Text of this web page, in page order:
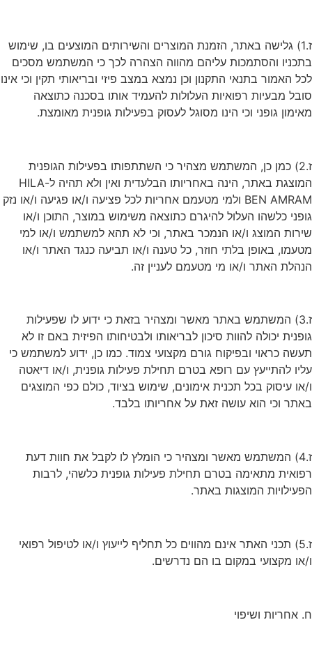
ז.1) גלישה באתר, הזמנת המוצרים והשירותים המוצעים בו, שימוש
בתכניו והסתמכות עליהם מהווה הצהרה לכך כי המשתמש מסכים
לכל האמור בתנאי התקנון וכן נמצא במצב פיזי ובריאותי תקין וכי אינו
סובל מבעיות רפואיות העלולות להעמיד אותו בסכנה כתוצאה
מאימון גופני וכי הינו מסוגל לעסוק בפעילות גופנית מאומצת.
ז.2) כמן כן, המשתמש מצהיר כי השתתפותו בפעילות הגופנית
המוצגת באתר, הינה באחריותו הבלעדית ואין ולא תהיה ל-HILA
BEN AMRAM ולמי מטעמם אחריות לכל פציעה ו/או פגיעה ו/או נזק
גופני כלשהו העלול להיגרם כתוצאה משימוש במוצר, התוכן ו/או
שירות המוצג ו/או הנמכר באתר, וכי לא תהא למשתמש ו/או למי
מטעמו, באופן בלתי חוזר, כל טענה ו/או תביעה כנגד האתר ו/או
הנהלת האתר ו/או מי מטעמם לעניין זה.
ז.3) המשתמש באתר מאשר ומצהיר בזאת כי ידוע לו שפעילות
גופנית יכולה להוות סיכון לבריאותו ולבטיחותו הפיזית באם זו לא
תעשה כראוי ובפיקוח גורם מקצועי צמוד. כמו כן, ידוע למשתמש כי
עליו להתייעץ עם רופא בטרם תחילת פעילות גופנית, ו/או דיאטה
ו/או עיסוק בכל תכנית אימונים, שימוש בציוד, כולם כפי המוצגים
באתר וכי הוא עושה זאת על אחריותו בלבד.
ז.4) המשתמש מאשר ומצהיר כי הומלץ לו לקבל את חוות דעת
רפואית מתאימה בטרם תחילת פעילות גופנית כלשהי, לרבות
הפעילויות המוצגות באתר.
ז.5) תכני האתר אינם מהווים כל תחליף לייעוץ ו/או לטיפול רפואי
ו/או מקצועי במקום בו הם נדרשים.
ח. אחריות ושיפוי